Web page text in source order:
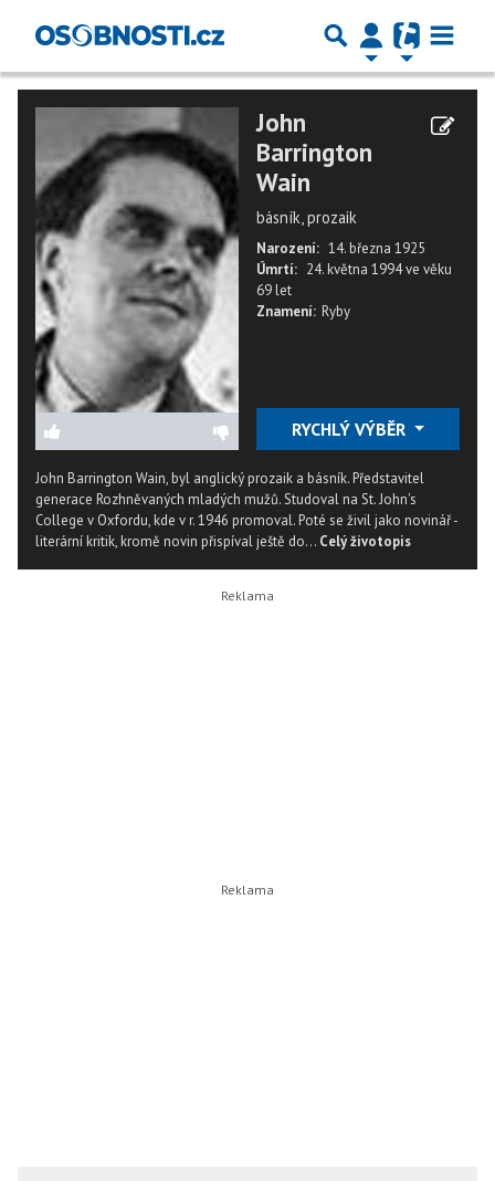
John
Barrington
Wain
básník, prozaik
Narození: 14. března 1925
Úmrtí: 24. května 1994ve věku
69 let
Znamení: Ryby
RYCHLÝ VÝBĚR
John Barrington Wain, byl anglický prozaik a básník. Představitel
generace Rozhněvaných mladých mužů. Studoval na St. John's
College v Oxfordu, kde v r. 1946 promoval. Poté se živil jako novinář -
literární kritik, kromě novin přispíval ještě do... Celý životopis